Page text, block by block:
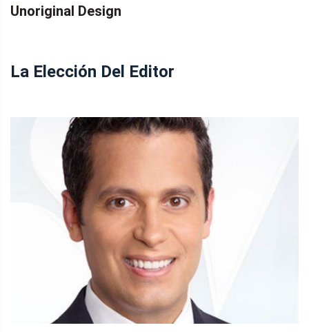
Unoriginal Design
La Elección Del Editor